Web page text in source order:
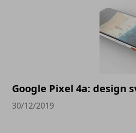
Google Pixel 4a: design
30/12/2019